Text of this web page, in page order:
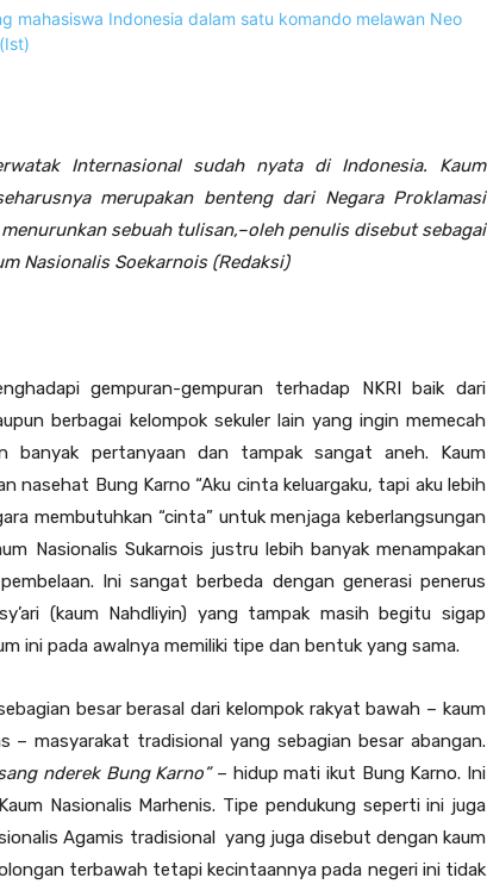
Internasional sudah nyata di Indonesia. Kaum
merupakan benteng dari Negara Proklamasi
sebuah tulisan,–oleh penulis disebut sebagai
Nasionalis Soekarnois (Redaksi)
gempuran-gempuran terhadap NKRI baik dari
berbagai kelompok sekuler lain yang ingin memecah
banyak pertanyaan dan tampak sangat aneh. Kaum
nasehat Bung Karno “Aku cinta keluargaku, tapi aku lebih
membutuhkan “cinta” untuk menjaga keberlangsungan
Nasionalis Sukarnois justru lebih banyak menampakan
Ini sangat berbeda dengan generasi penerus
(kaum Nahdliyin) yang tampak masih begitu sigap
ini pada awalnya memiliki tipe dan bentuk yang sama.
besar berasal dari kelompok rakyat bawah – kaum
masyarakat tradisional yang sebagian besar abangan.
nderek Bung Karno”– hidup mati ikut Bung Karno. Ini
Nasionalis Marhenis. Tipe pendukung seperti ini juga
Agamis tradisional yang juga disebut dengan kaum
terbawah tetapi kecintaannya pada negeri ini tidak